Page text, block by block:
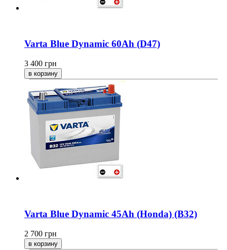
Varta Blue Dynamic 60Ah (D47)
3 400 грн
Varta Blue Dynamic 45Ah (Honda) (B32)
2 700 грн